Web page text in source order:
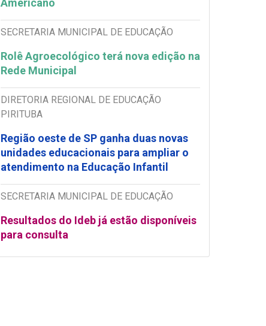
Americano
SECRETARIA MUNICIPAL DE EDUCAÇÃO
Rolê Agroecológico terá nova edição na
Rede Municipal
DIRETORIA REGIONAL DE EDUCAÇÃO
PIRITUBA
Região oeste de SP ganha duas novas
unidades educacionais para ampliar o
atendimento na Educação Infantil
SECRETARIA MUNICIPAL DE EDUCAÇÃO
Resultados do Ideb já estão disponíveis
para consulta